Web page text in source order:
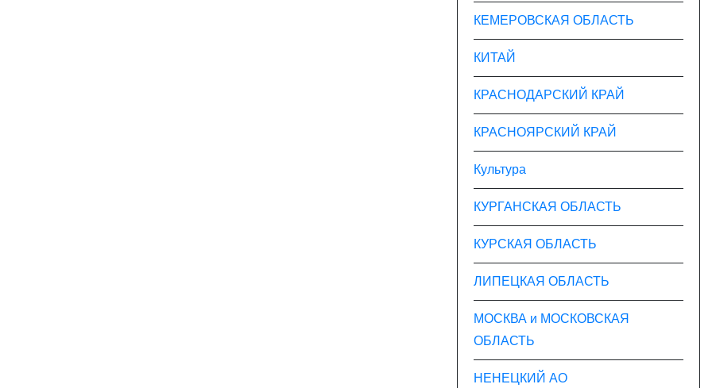
КЕМЕРОВСКАЯ ОБЛАСТЬ
КИТАЙ
КРАСНОДАРСКИЙ КРАЙ
КРАСНОЯРСКИЙ КРАЙ
Культура
КУРГАНСКАЯ ОБЛАСТЬ
КУРСКАЯ ОБЛАСТЬ
ЛИПЕЦКАЯ ОБЛАСТЬ
МОСКВА и МОСКОВСКАЯ
ОБЛАСТЬ
НЕНЕЦКИЙ АО